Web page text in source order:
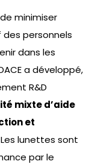
minimiser
des personnels
dans les
a développé,
R&D
mixte d’aide
et
lunettes sont
par le